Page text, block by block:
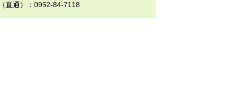
直通）：0952-84-7118